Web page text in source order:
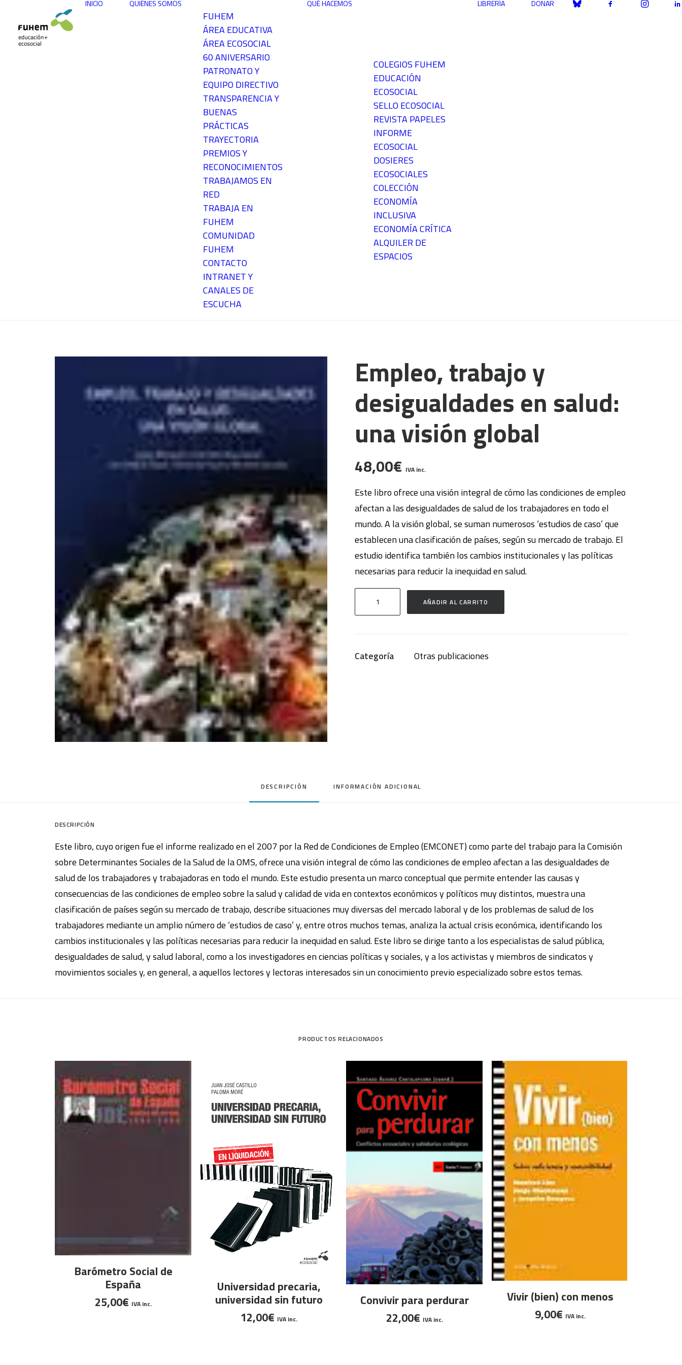
INICIO QUIÉNES SOMOS
FUHEM
ÁREA EDUCATIVA
ÁREA ECOSOCIAL
60 ANIVERSARIO
PATRONATO Y
EQUIPO DIRECTIVO
TRANSPARENCIA Y
BUENAS
PRÁCTICAS
TRAYECTORIA
PREMIOS Y
RECONOCIMIENTOS
TRABAJAMOS EN
RED
TRABAJA EN
FUHEM
COMUNIDAD
FUHEM
CONTACTO
INTRANET Y
CANALES DE
ESCUCHA
QUÉ HACEMOS
COLEGIOS FUHEM
EDUCACIÓN
ECOSOCIAL
SELLO ECOSOCIAL
REVISTA PAPELES
INFORME
ECOSOCIAL
DOSIERES
ECOSOCIALES
COLECCIÓN
ECONOMÍA
INCLUSIVA
ECONOMÍA CRÍTICA
ALQUILER DE
ESPACIOS
LIBRERÍA DONAR
Empleo, trabajo y
desigualdades en salud:
una visión global
48,00€ IVA inc.
Este libro ofrece una visión integral de cómo las condiciones de empleo
afectan a las desigualdades de salud de los trabajadores en todo el
mundo. A la visión global, se suman numerosos ‘estudios de caso’ que
establecen una clasificación de países, según su mercado de trabajo. El
estudio identifica también los cambios institucionales y las políticas
necesarias para reducir la inequidad en salud.
trabajo
en
AÑADIR AL CARRITO
Categoría Otras publicaciones
DESCRIPCIÓN INFORMACIÓN ADICIONAL
DESCRIPCIÓN
Este libro, cuyo origen fue el informe realizado en el 2007 por la Red de Condiciones de Empleo (EMCONET) como parte del trabajo para la Comisión
sobre Determinantes Sociales de la Salud de la OMS, ofrece una visión integral de cómo las condiciones de empleo afectan a las desigualdades de
salud de los trabajadores y trabajadoras en todo el mundo. Este estudio presenta un marco conceptual que permite entender las causas y
consecuencias de las condiciones de empleo sobre la salud y calidad de vida en contextos económicos y políticos muy distintos, muestra una
clasificación de países según su mercado de trabajo, describe situaciones muy diversas del mercado laboral y de los problemas de salud de los
trabajadores mediante un amplio número de ‘estudios de caso’ y, entre otros muchos temas, analiza la actual crisis económica, identificando los
cambios institucionales y las políticas necesarias para reducir la inequidad en salud. Este libro se dirige tanto a los especialistas de salud pública,
desigualdades de salud, y salud laboral, como a los investigadores en ciencias políticas y sociales, y a los activistas y miembros de sindicatos y
movimientos sociales y, en general, a aquellos lectores y lectoras interesados sin un conocimiento previo especializado sobre estos temas.
PRODUCTOS RELACIONADOS
LEER MÁS
Barómetro Social de
España
25,00€ IVA inc.
AÑADIR AL CARRITO
Universidad precaria,
universidad sin futuro
12,00€ IVA inc.
AÑADIR AL CARRITO
Convivir para perdurar
22,00€ IVA inc.
AÑADIR AL CARRITO
Vivir (bien) con menos
9,00€ IVA inc.